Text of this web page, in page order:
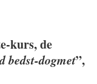
kurs, de
bedst-dogmet”,